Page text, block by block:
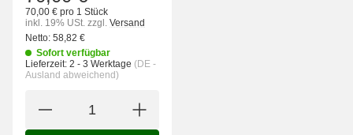
70,00 € pro 1 Stück
inkl. 19% USt. zzgl. Versand
Netto: 58,82 €
Sofort verfügbar
Lieferzeit: 2 - 3 Werktage (DE -
Ausland abweichend)